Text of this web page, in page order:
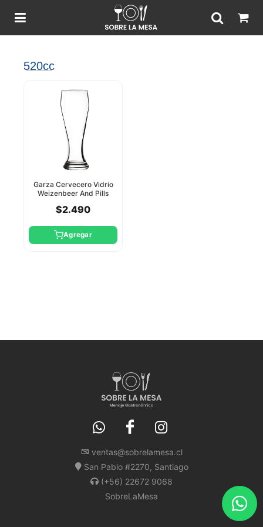
520cc
Garza Cervecero Vidrio
Weizenbeer And Pills
$2.490
Agregar
ventas@sobrelamesa.cl
San Pablo #2270, Santiago
(+56) 22672 9068
SobreLaMesa